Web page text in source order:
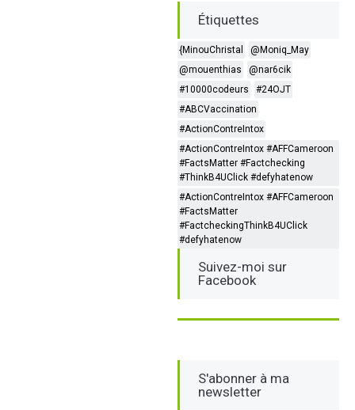
Étiquettes
{MinouChristal
@Moniq_May
@mouenthias
@nar6cik
#10000codeurs
#24OJT
#ABCVaccination
#ActionContreIntox
#ActionContreIntox #AFFCameroon
#FactsMatter #Factchecking
#ThinkB4UClick #defyhatenow
#ActionContreIntox #AFFCameroon
#FactsMatter
#FactcheckingThinkB4UClick
#defyhatenow
Suivez-moi sur
Facebook
S'abonner à ma
newsletter